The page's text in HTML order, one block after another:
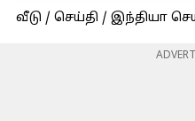
வீடு / செய்தி / இந்தியா